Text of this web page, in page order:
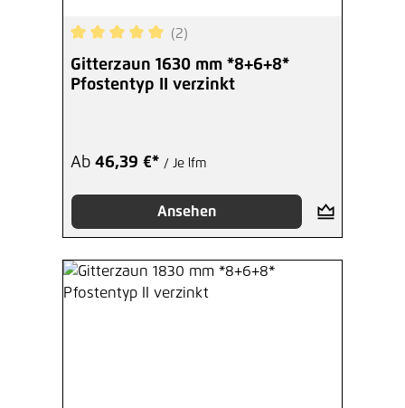
Durchschnittliche Bewertung von 5 von 5
(2)
Gitterzaun 1630 mm *8+6+8*
Pfostentyp II verzinkt
Ab 46,39 €* / Je lfm
Ansehen